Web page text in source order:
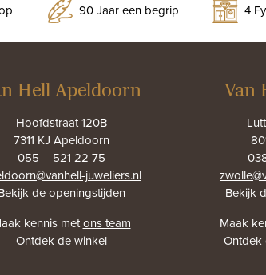
90 Jaar een begrip 4
Hell Apeldoorn
Hoofdstraat 120B
7311 KJ Apeldoorn
055 – 521 22 75
juweliers.nl
deopeningstijden
kennis metons team
Ontdekde winkel
Van
Bekijk
Maak
Ontdek